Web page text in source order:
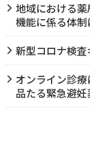
地域における
機能に係る体制
新型コロナ検
オンライン診
品たる緊急避